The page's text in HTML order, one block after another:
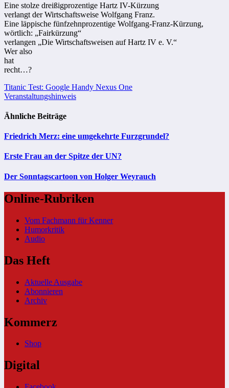
Eine stolze dreißigprozentige Hartz IV-Kürzung
verlangt der Wirtschaftsweise Wolfgang Franz.
Eine läppische fünfzehnprozentige Wolfgang-Franz-Kürzung,
wörtlich: „Fairkürzung“
verlangen „Die Wirtschaftsweisen auf Hartz IV e. V.“
Wer also
hat
recht…?
Beitragsnavigation
Titanic Test: Google Handy Nexus One
Veranstaltungshinweis
Ähnliche Beiträge
Friedrich Merz: eine umgekehrte Furzgrundel?
Erste Frau an der Spitze der UN?
Der Sonntagscartoon von Holger Weyrauch
Online-Rubriken
Vom Fachmann für Kenner
Humorkritik
Audio
Das Heft
Aktuelle Ausgabe
Abonnieren
Archiv
Kommerz
Shop
Digital